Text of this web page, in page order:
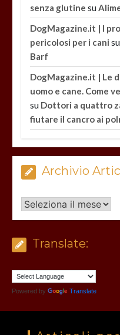
senza glutine su
DogMagazine.it | I
pericolosi per i cani
Barf
DogMagazine.it | Le
uomo e cane. Come
su Dottori a quattro
fiutare il cancro ai
Archivio
Archivio
Articoli
Translate:
Powered by Translate